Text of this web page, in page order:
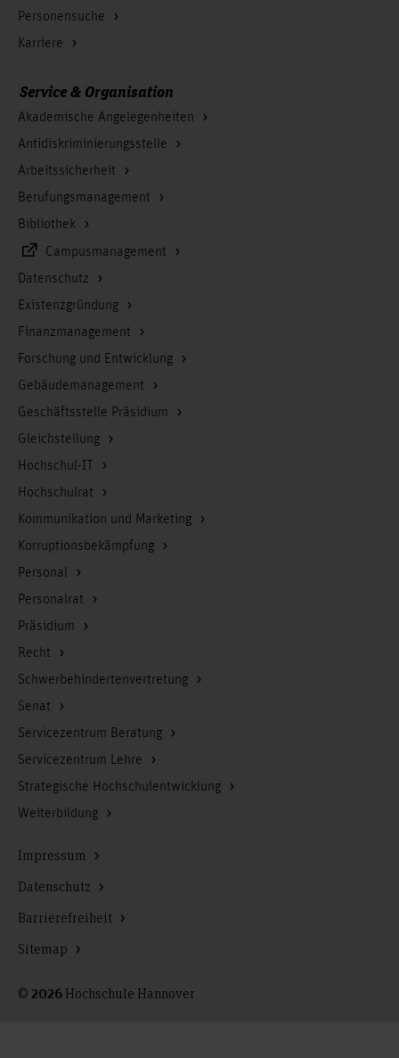
Personensuche
Karriere
Service & Organisation
Akademische Angelegenheiten
Antidiskriminierungsstelle
Arbeitssicherheit
Berufungsmanagement
Bibliothek
Campusmanagement
Datenschutz
Existenzgründung
Finanzmanagement
Forschung und Entwicklung
Gebäudemanagement
Geschäftsstelle Präsidium
Gleichstellung
Hochschul-IT
Hochschulrat
Kommunikation und Marketing
Korruptionsbekämpfung
Personal
Personalrat
Präsidium
Recht
Schwerbehindertenvertretung
Senat
Servicezentrum Beratung
Servicezentrum Lehre
Strategische Hochschulentwicklung
Weiterbildung
© 2026 Hochschule Hannover
Impressum
Datenschutz
Barrierefreiheit
Sitemap